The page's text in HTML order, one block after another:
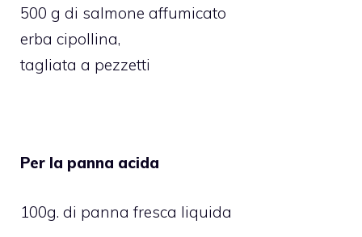
500 g di salmone affumicato
erba cipollina,
tagliata a pezzetti
Per la panna acida
100g. di panna fresca liquida